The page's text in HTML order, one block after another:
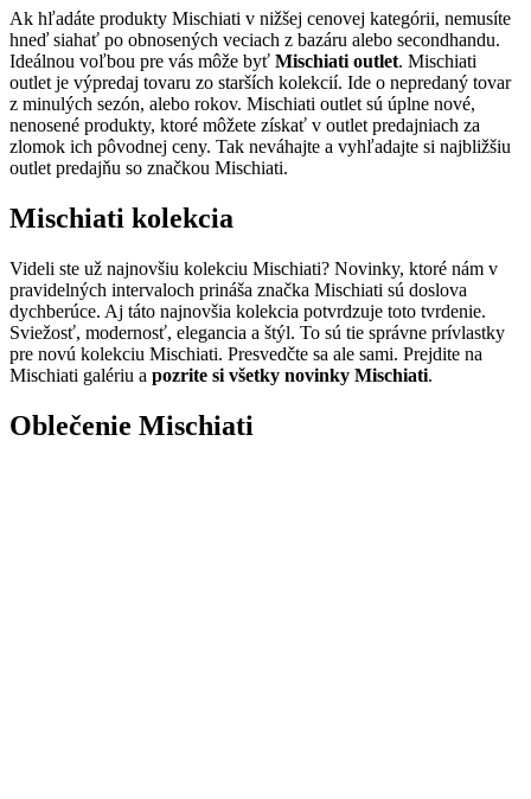
Ak hľadáte produkty Mischiati v nižšej cenovej kategórii, nemusíte
hneď siahať po obnosených veciach z bazáru alebo secondhandu.
Ideálnou voľbou pre vás môže byť Mischiati outlet. Mischiati
outlet je výpredaj tovaru zo starších kolekcií. Ide o nepredaný tovar
z minulých sezón, alebo rokov. Mischiati outlet sú úplne nové,
nenosené produkty, ktoré môžete získať v outlet predajniach za
zlomok ich pôvodnej ceny. Tak neváhajte a vyhľadajte si najbližšiu
outlet predajňu so značkou Mischiati.
Mischiati kolekcia
Videli ste už najnovšiu kolekciu Mischiati? Novinky, ktoré nám v
pravidelných intervaloch prináša značka Mischiati sú doslova
dychberúce. Aj táto najnovšia kolekcia potvrdzuje toto tvrdenie.
Sviežosť, modernosť, elegancia a štýl. To sú tie správne prívlastky
pre novú kolekciu Mischiati. Presvedčte sa ale sami. Prejdite na
Mischiati galériu a pozrite si všetky novinky Mischiati.
Oblečenie Mischiati